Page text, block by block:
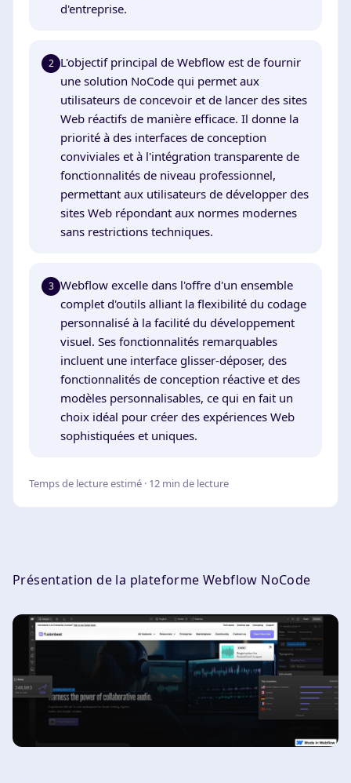
d'entreprise.
2 L'objectif principal de Webflow est de fournir
une solution NoCode qui permet aux
utilisateurs de concevoir et de lancer des sites
Web réactifs de manière efficace. Il donne la
priorité à des interfaces de conception
conviviales et à l'intégration transparente de
fonctionnalités de niveau professionnel,
permettant aux utilisateurs de développer des
sites Web répondant aux normes modernes
sans restrictions techniques.
3 Webflow excelle dans l'offre d'un ensemble
complet d'outils alliant la flexibilité du codage
personnalisé à la facilité du développement
visuel. Ses fonctionnalités remarquables
incluent une interface glisser-déposer, des
fonctionnalités de conception réactive et des
modèles personnalisables, ce qui en fait un
choix idéal pour créer des expériences Web
sophistiquées et uniques.
Temps de lecture estimé · 12 min de lecture
Présentation de la plateforme Webflow NoCode